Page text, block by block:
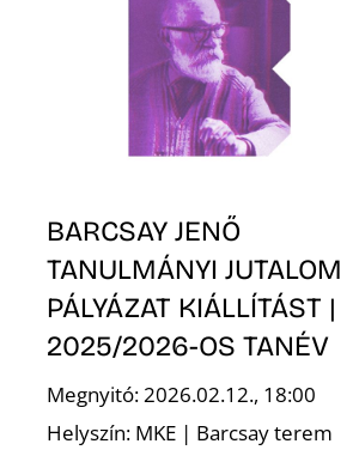
BARCSAY JENŐ
TANULMÁNYI JUTALOM
PÁLYÁZAT KIÁLLÍTÁST |
2025/2026-OS TANÉV
Megnyitó: 2026.02.12., 18:00
Helyszín: MKE | Barcsay terem